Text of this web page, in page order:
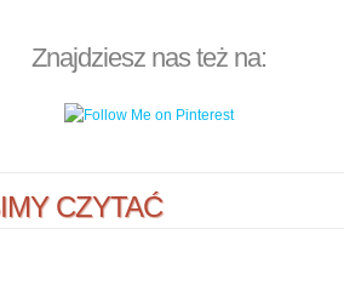
Znajdziesz nas też na:
CZYTAĆ